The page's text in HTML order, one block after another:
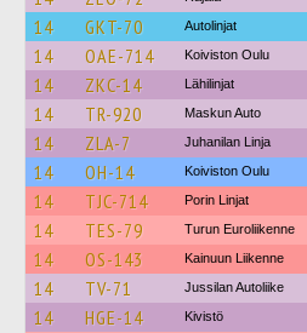
14 GKT-70 Autolinjat
14 OAE-714 Koiviston Oulu
14 ZKC-14 Lähilinjat
14 TR-920 Maskun Auto
14 ZLA-7 Juhanilan Linja
14 OH-14 Koiviston Oulu
14 TJC-714 Porin Linjat
14 TES-79 Turun Euroliikenne
14 OS-143 Kainuun Liikenne
14 TV-71 Jussilan Autoliike
14 HGE-14 Kivistö